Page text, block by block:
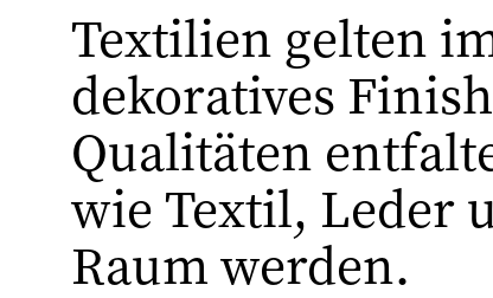
Textilien gelten
dekoratives
Qualitäten
wie Textil, Leder
Raum werden.